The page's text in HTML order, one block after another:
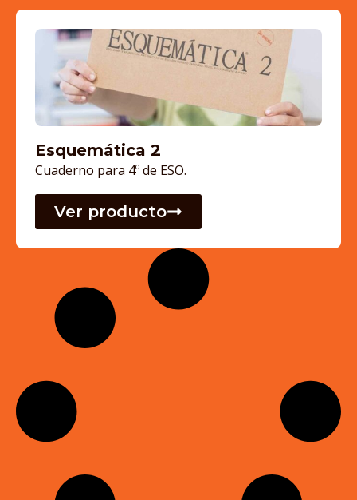
Esquemática 2
Cuaderno para 4º de ESO.
Ver producto